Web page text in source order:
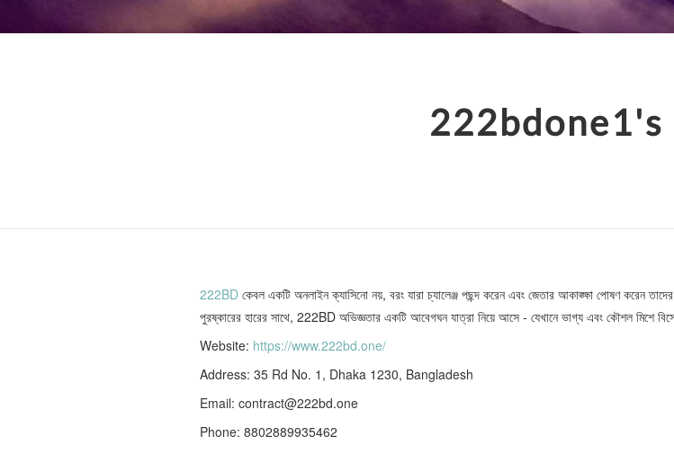
222bdone1's
222BD কেবল একটি অনলাইন ক্যাসিনো নয়, বরং যারা চ্যালেঞ্জ পছন্দ করেন এবং জেতার আকাঙ্ক্ষা পোষণ করেন
পুরষ্কারের হারের সাথে, 222BD অভিজ্ঞতার একটি আবেগঘন যাত্রা নিয়ে আসে - যেখানে ভাগ্য এবং কৌশল মিশে
Website: https://www.222bd.one/
Address: 35 Rd No. 1, Dhaka 1230, Bangladesh
Email: contract@222bd.one
Phone: 8802889935462